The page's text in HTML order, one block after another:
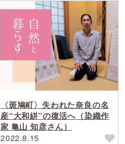
〈斑鳩町〉失われた奈良の名
産“大和絣”の復活へ（染織作
家 亀山 知彦さん）
2022.8.15